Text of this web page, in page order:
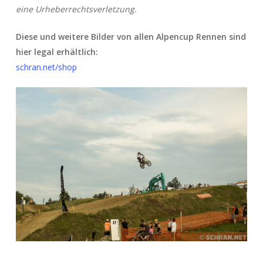
eine Urheberrechtsverletzung.
Diese und weitere Bilder von allen Alpencup Rennen sind
hier legal erhältlich:
schran.net/shop